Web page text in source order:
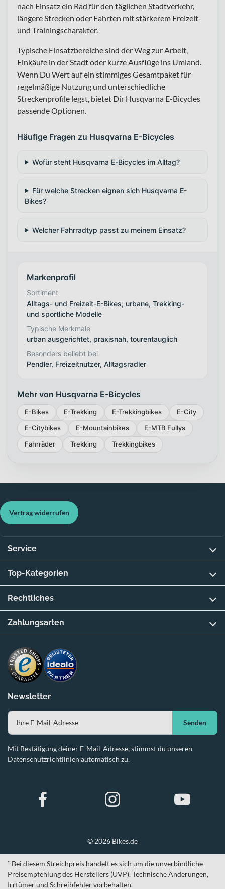
nach Einsatz ein Rad für den täglichen Stadtverkehr,
längere Strecken oder Fahrten mit stärkerem Freizeit-
und Trainingscharakter.
Typische Einsatzbereiche sind der Weg zur Arbeit,
Einkäufe in der Stadt oder kurze Ausflüge ins Umland.
Wenn Du Wert auf ein stimmiges Gesamtpaket für
regelmäßige Nutzung und unterschiedliche
Streckenprofile legst, bietet Dir Husqvarna E-Bicycles
passende Optionen.
Häufige Fragen zu Husqvarna E-Bicycles
Wofür steht Husqvarna E-Bicycles im Alltag?
Für welche Strecken eignen sich Husqvarna E-
Bikes?
Welcher Fahrradtyp passt zu meinem Einsatz?
Markenprofil
Sortiment
Alltags- und Freizeit-E-Bikes; urbane, Trekking-
und sportliche Modelle
Typische Merkmale
urban ausgerichtet, praxisnah, tourentauglich
Besonders beliebt bei
Pendler, Freizeitnutzer, Alltagsradler
Mehr von Husqvarna E-Bicycles
E-Bikes E-Trekking E-Trekkingbikes
E-City
E-Citybikes
E-Mountainbikes
E-MTB Fullys
Fahrräder
Trekking Trekkingbikes
Newsletter
Senden
Mit Bestätigung deiner E-Mail-Adresse, stimmst du unseren
Datenschutzrichtlinien automatisch zu.
Vertrag widerrufen
Service
Top-Kategorien
Rechtliches
Zahlungsarten
© 2026 Bikes.de
¹ Bei diesem Streichpreis handelt es sich um die unverbindliche
Preisempfehlung des Herstellers (UVP). Technische Änderungen,
Irrtümer und Schreibfehler vorbehalten.